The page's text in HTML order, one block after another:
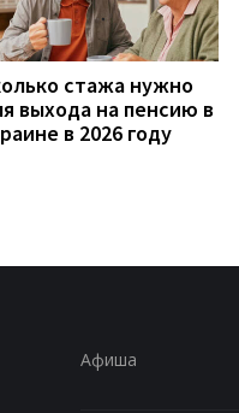
стажа нужно
выхода на пенсию в
в 2026 году
Афиша